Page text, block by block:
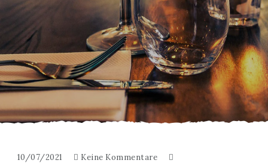
10/07/2021 Keine Kommentare